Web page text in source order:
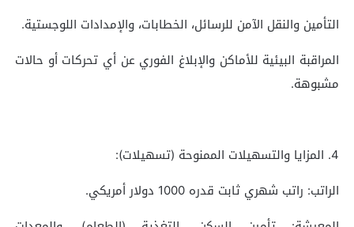
التأمين والنقل الآمن للرسائل، الخطابات، والإمدادات اللوجستية.
المراقبة البيئية للأماكن والإبلاغ الفوري عن أي تحركات أو حالات
مشبوهة.
4. المزايا والتسهيلات الممنوحة (تسهیلات):
الراتب: راتب شهري ثابت قدره 1000 دولار أمريكي.